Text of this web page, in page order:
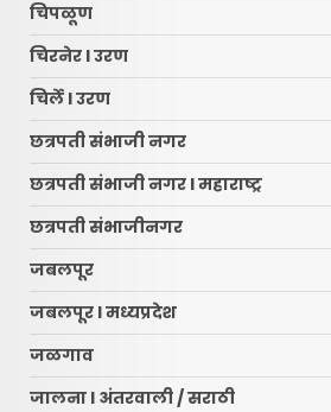
चिपळूण
चिरनेर l उरण
चिर्ले l उरण
छत्रपती संभाजी नगर
छत्रपती संभाजी नगर l महाराष्ट्र
छत्रपती संभाजीनगर
जबलपूर
जबलपूर l मध्यप्रदेश
जळगाव
जालना l अंतरवाली / सराठी